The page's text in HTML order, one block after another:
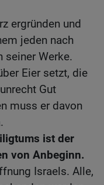
ergründen und
jeden nach
seiner Werke.
Eier setzt, die
Gut
muss er davon
ist der
von Anbeginn.
Israels. Alle,